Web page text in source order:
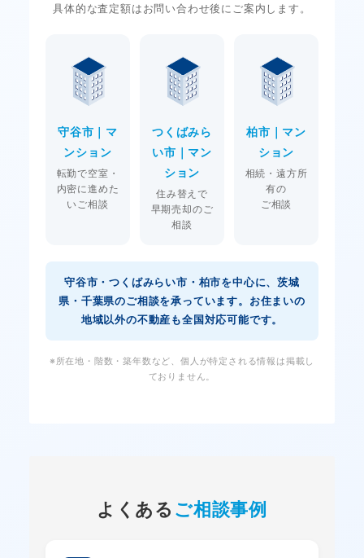
具体的な査定額はお問い合わせ後にご案内します。
守谷市｜マ
ンション
転勤で空室・
内密に進めた
いご相談
つくばみら
い市｜マン
ション
住み替えで
早期売却のご
相談
柏市｜マン
ション
相続・遠方所
有の
ご相談
守谷市・つくばみらい市・柏市を中心に、茨城
県・千葉県のご相談を承っています。お住まいの
地域以外の不動産も全国対応可能です。
※所在地・階数・築年数など、個人が特定される情報は掲載し
ておりません。
よくある ご相談事例